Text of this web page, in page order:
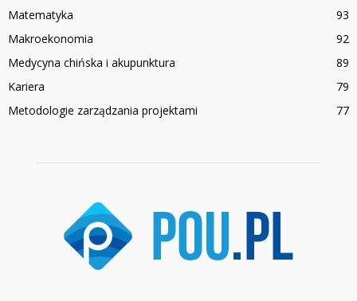
Matematyka
93
Makroekonomia
92
Medycyna chińska i akupunktura
89
Kariera
79
Metodologie zarządzania projektami
77